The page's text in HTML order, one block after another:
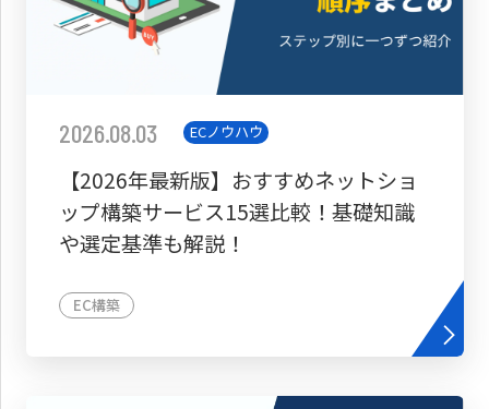
2026.08.03 ECノウハウ
【2026年最新版】おすすめネットショ
ップ構築サービス15選比較！基礎知識
や選定基準も解説！
EC構築